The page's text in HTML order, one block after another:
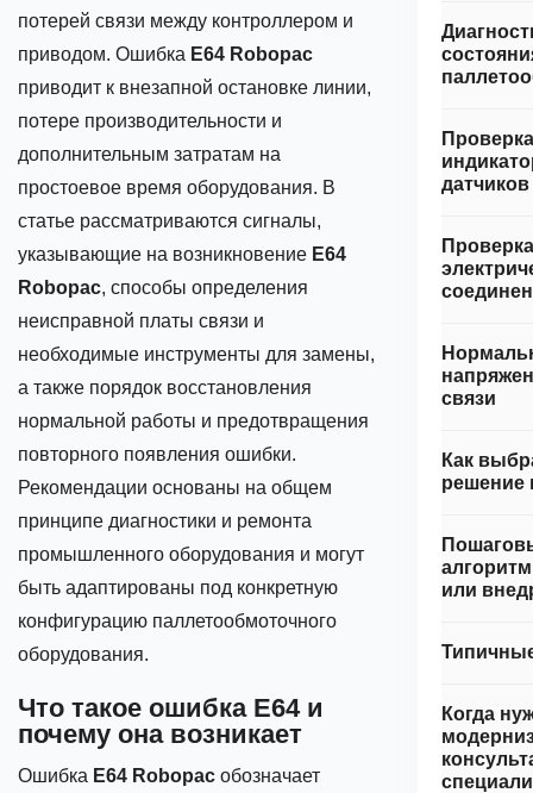
потерей связи между контроллером и
приводом. Ошибка E64 Robopac
приводит к внезапной остановке линии,
потере производительности и
дополнительным затратам на
простоевое время оборудования. В
статье рассматриваются сигналы,
указывающие на возникновение E64
Robopac, способы определения
неисправной платы связи и
необходимые инструменты для замены,
а также порядок восстановления
нормальной работы и предотвращения
повторного появления ошибки.
Рекомендации основаны на общем
принципе диагностики и ремонта
промышленного оборудования и могут
быть адаптированы под конкретную
конфигурацию паллетообмоточного
оборудования.
Что такое ошибка E64 и
почему она возникает
Ошибка E64 Robopac обозначает
Проверка
датчиков
Проверка
связи
Как
решение
или
Когда